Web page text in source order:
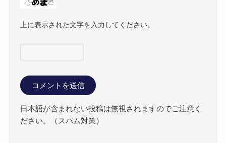
上に表示された文字を入力してください。
日本語が含まれない投稿は無視されますのでご注意く
ださい。（スパム対策）